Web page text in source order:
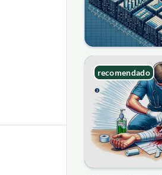
recomendado